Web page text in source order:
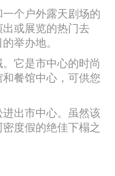
个户外露天剧场的
或展览的热门去
举办地。
它是市中心的时尚
餐馆中心，可供您
出市中心。虽然该
度假的绝佳下榻之